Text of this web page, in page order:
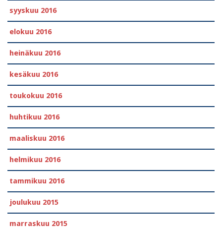
syyskuu 2016
elokuu 2016
heinäkuu 2016
kesäkuu 2016
toukokuu 2016
huhtikuu 2016
maaliskuu 2016
helmikuu 2016
tammikuu 2016
joulukuu 2015
marraskuu 2015